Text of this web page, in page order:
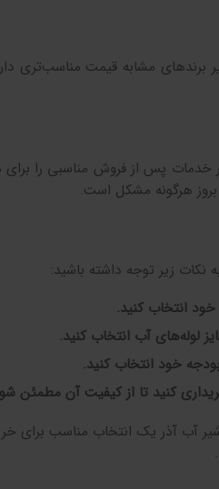
برندهای مشابه قیمت مناسب‌تری
خدمات پس از فروش مناسبی را
هرگونه مشکل است.
نکات زیر توجه داشته باشید:
خود انتخاب کنید.
لوله‌های آب انتخاب کنید.
خود انتخاب کنید.
کنید تا از کیفیت آن مطمئن
شیر آب آذر یک انتخاب مناسب برای